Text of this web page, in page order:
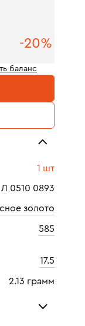
-20%
баланс
1 шт
Л 0510 0893
золото
585
17.5
2.13 грамм